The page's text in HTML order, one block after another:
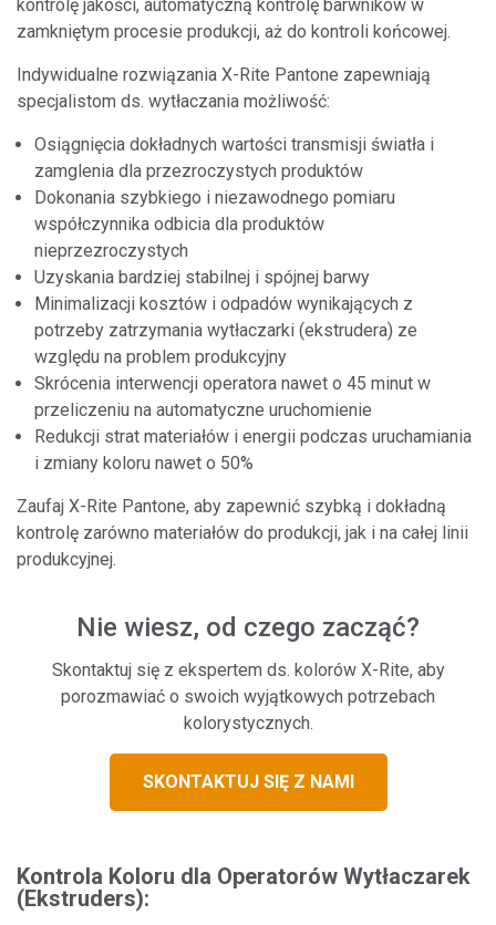
kontrolę jakości, automatyczną kontrolę barwników w
zamkniętym procesie produkcji, aż do kontroli końcowej.
Indywidualne rozwiązania X-Rite Pantone zapewniają
specjalistom ds. wytłaczania możliwość:
Osiągnięcia dokładnych wartości transmisji światła i
zamglenia dla przezroczystych produktów
Dokonania szybkiego i niezawodnego pomiaru
współczynnika odbicia dla produktów
nieprzezroczystych
Uzyskania bardziej stabilnej i spójnej barwy
Minimalizacji kosztów i odpadów wynikających z
potrzeby zatrzymania wytłaczarki (ekstrudera) ze
względu na problem produkcyjny
Skrócenia interwencji operatora nawet o 45 minut w
przeliczeniu na automatyczne uruchomienie
Redukcji strat materiałów i energii podczas uruchamiania
i zmiany koloru nawet o 50%
Zaufaj X-Rite Pantone, aby zapewnić szybką i dokładną
kontrolę zarówno materiałów do produkcji, jak i na całej linii
produkcyjnej.
Nie wiesz, od czego zacząć?
Skontaktuj się z ekspertem ds. kolorów X-Rite, aby
porozmawiać o swoich wyjątkowych potrzebach
kolorystycznych.
SKONTAKTUJ SIĘ Z NAMI
Kontrola Koloru dla Operatorów Wytłaczarek
(Ekstruders):